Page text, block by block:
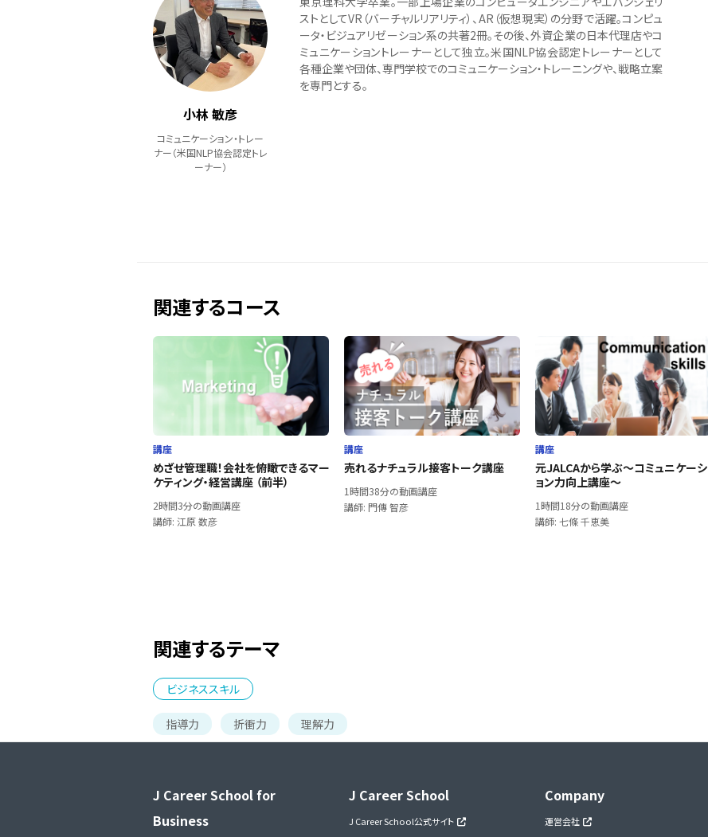
小林 敏彦
コミュニケーション・トレー
ナー（米国NLP協会認定トレ
ーナー）
ストとしてVR（バーチャルリアリティ）、AR（仮想現実）の分野で活躍。コンピュ
ータ・ビジュアリゼーション系の共著2冊。その後、外資企業の日本代理店やコ
ミュニケーショントレーナーとして独立。米国NLP協会認定トレーナーとして
各種企業や団体、専門学校でのコミュニケーション・トレーニングや、戦略立案
を専門とする。
関連するコース
講座
めざせ管理職！会社を俯瞰できるマー
ケティング・経営講座 （前半）
2時間3分の動画講座
講師: 江原 数彦
講座
売れるナチュラル接客トーク講座
1時間38分の動画講座
講師: 門傳 智彦
講座
元JALCAから学ぶ～コミュニケーシ
ョン力向上講座～
1時間18分の動画講座
講師: 七條 千恵美
関連するテーマ
ビジネススキル
指導力 折衝力 理解力
J Career School for
Business
J Career School
J Career School公式サイト
Company
運営会社